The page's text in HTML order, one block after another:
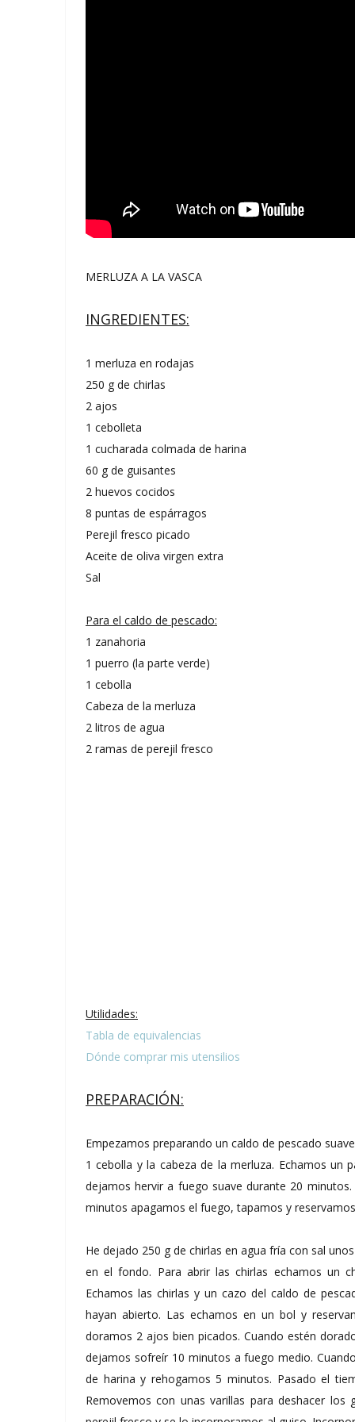
MERLUZA A LA VASCA
INGREDIENTES:
1 merluza en rodajas
250 g de chirlas
2 ajos
1 cebolleta
1 cucharada colmada de harina
60 g de guisantes
2 huevos cocidos
8 puntas de espárragos
Perejil fresco picado
Aceite de oliva virgen extra
Sal
Para el caldo de pescado:
1 zanahoria
1 puerro (la parte verde)
1 cebolla
Cabeza de la merluza
2 litros de agua
2 ramas de perejil fresco
Utilidades:
Tabla de equivalencias
Dónde comprar mis utensilios
PREPARACIÓN:
Empezamos preparando un caldo de pescado
1 cebolla y la cabeza de la merluza. Echamos un
dejamos hervir a fuego suave durante 20
minutos apagamos el fuego, tapamos y
He dejado 250 g de chirlas en agua fría con sal
en el fondo. Para abrir las chirlas echamos un
Echamos las chirlas y un cazo del caldo de
hayan abierto. Las echamos en un bol y
doramos 2 ajos bien picados. Cuando estén
dejamos sofreír 10 minutos a fuego medio.
de harina y rehogamos 5 minutos. Pasado el
Removemos con unas varillas para deshacer